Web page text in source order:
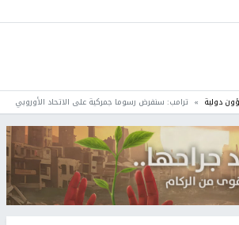
دولية ترامب: سنفرض رسوما جمركية على الاتحاد الأوروبي